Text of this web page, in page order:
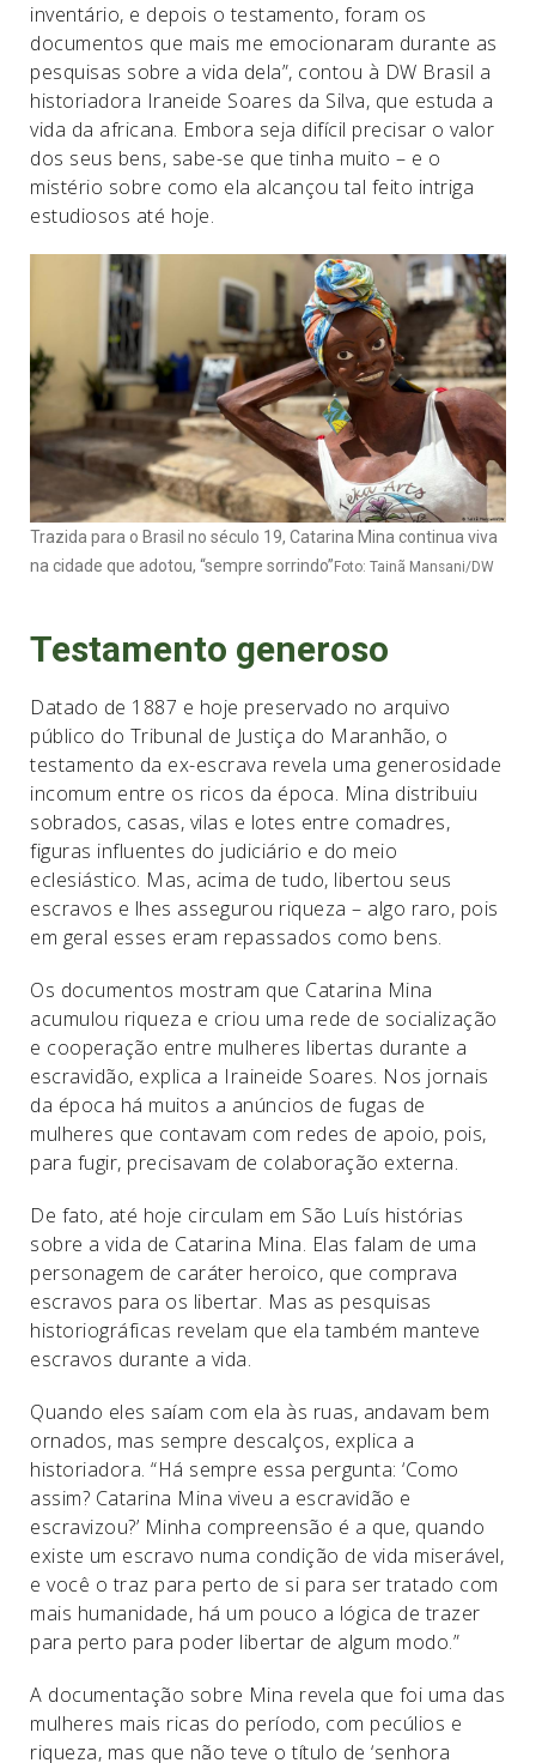
inventário, e depois o testamento, foram os
documentos que mais me emocionaram durante as
pesquisas sobre a vida dela”, contou à DW Brasil a
historiadora Iraneide Soares da Silva, que estuda a
vida da africana. Embora seja difícil precisar o valor
dos seus bens, sabe-se que tinha muito – e o
mistério sobre como ela alcançou tal feito intriga
estudiosos até hoje.
Trazida para o Brasil no século 19, Catarina Mina continua viva
na cidade que adotou, “sempre sorrindo”Foto: Tainã Mansani/DW
Testamento generoso
Datado de 1887 e hoje preservado no arquivo
público do Tribunal de Justiça do Maranhão, o
testamento da ex-escrava revela uma generosidade
incomum entre os ricos da época. Mina distribuiu
sobrados, casas, vilas e lotes entre comadres,
figuras influentes do judiciário e do meio
eclesiástico. Mas, acima de tudo, libertou seus
escravos e lhes assegurou riqueza – algo raro, pois
em geral esses eram repassados como bens.
Os documentos mostram que Catarina Mina
acumulou riqueza e criou uma rede de socialização
e cooperação entre mulheres libertas durante a
escravidão, explica a Iraineide Soares. Nos jornais
da época há muitos a anúncios de fugas de
mulheres que contavam com redes de apoio, pois,
para fugir, precisavam de colaboração externa.
De fato, até hoje circulam em São Luís histórias
sobre a vida de Catarina Mina. Elas falam de uma
personagem de caráter heroico, que comprava
escravos para os libertar. Mas as pesquisas
historiográficas revelam que ela também manteve
escravos durante a vida.
Quando eles saíam com ela às ruas, andavam bem
ornados, mas sempre descalços, explica a
historiadora. “Há sempre essa pergunta: ‘Como
assim? Catarina Mina viveu a escravidão e
escravizou?’ Minha compreensão é a que, quando
existe um escravo numa condição de vida miserável,
e você o traz para perto de si para ser tratado com
mais humanidade, há um pouco a lógica de trazer
para perto para poder libertar de algum modo.”
A documentação sobre Mina revela que foi uma das
mulheres mais ricas do período, com pecúlios e
riqueza, mas que não teve o título de ‘senhora